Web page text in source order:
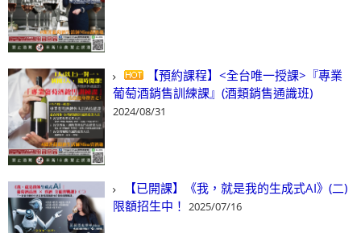
【預約課程】<全台唯一授課>『專業
葡萄酒銷售訓練課』(酒類銷售通識班)
2024/08/31
【已開課】《我，就是我的生成式AI》(二)
限額招生中！ 2025/07/16